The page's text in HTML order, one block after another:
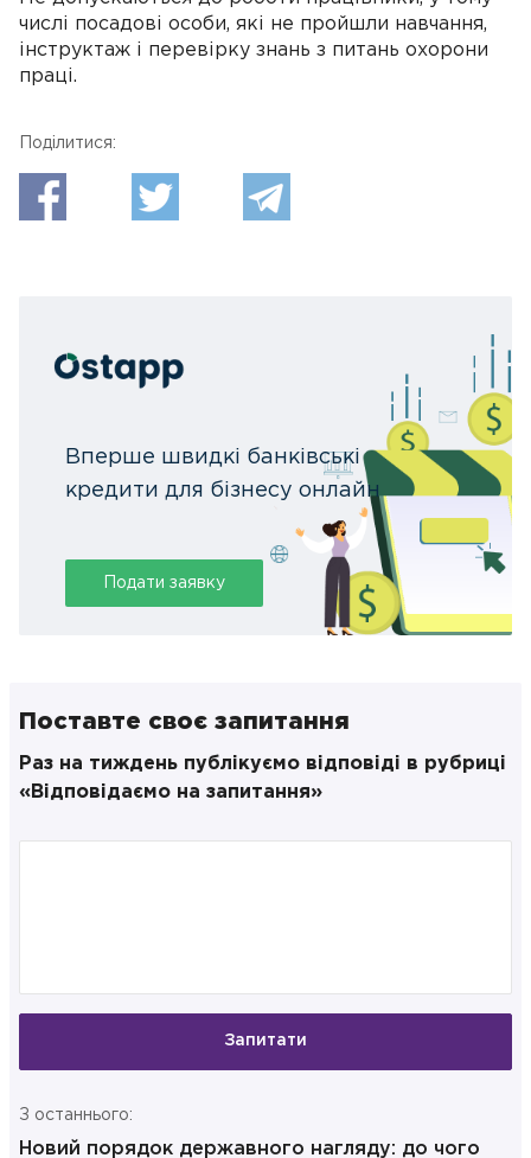
числі посадові особи, які не пройшли навчання,
інструктаж і перевірку знань з питань охорони
праці.
Поділитися:
Вперше швидкі банківські
кредити для бізнесу онлайн
Подати заявку
Поставте своє запитання
Раз на тиждень публікуємо відповіді в рубриці
«Відповідаємо на запитання»
Запитати
З останнього:
Новий порядок державного нагляду: до чого